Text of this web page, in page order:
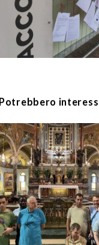
Potrebbero